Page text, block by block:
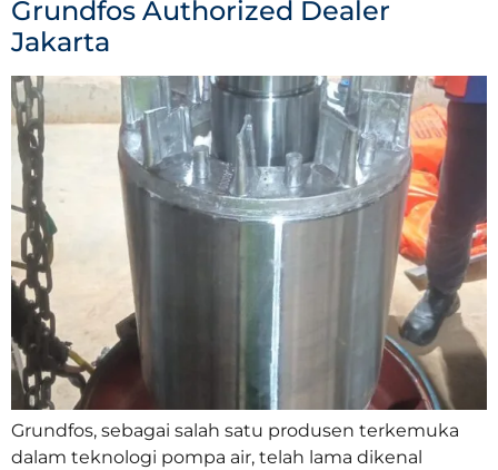
Grundfos Authorized Dealer
Jakarta
Grundfos, sebagai salah satu produsen terkemuka
dalam teknologi pompa air, telah lama dikenal